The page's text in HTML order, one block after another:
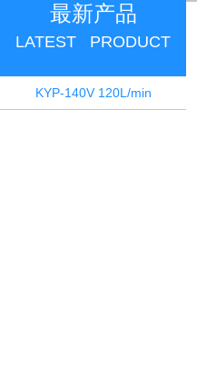
最新产品
LATEST PRODUCT
KYP-140V 120L/min